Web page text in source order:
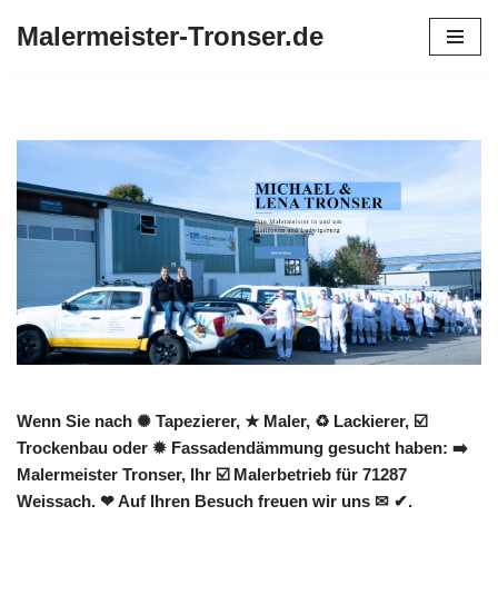
Malermeister-Tronser.de
Wenn Sie nach ✺ Tapezierer, ★ Maler, ♻ Lackierer, ☑️
Trockenbau oder ✹ Fassadendämmung gesucht haben: ➡️
Malermeister Tronser, Ihr ☑️ Malerbetrieb für 71287
Weissach. ❤ Auf Ihren Besuch freuen wir uns ✉ ✔.